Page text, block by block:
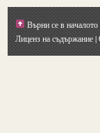
2017-02(2)
2017-01(1)
2016-09(1)
Върни се в началото
Лиценз на съдържание|